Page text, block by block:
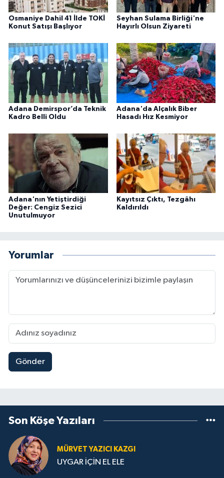
Osmaniye Dahil 41 İlde TOKİ
Konut Satışı Başlıyor
Seyhan Sulama Birliği'ne
Hayırlı Olsun Ziyareti
Adana Demirspor’da Teknik
Kadro Belli Oldu
Adana'da Alçalık Biber
Hasadı Hız Kesmiyor
Adana'nın Yetiştirdiği
Değer: Cengiz Sezici
Unutulmuyor
Kayıtsız Çıktı, Tezgâhı
Kaldırıldı
Yorumlar
Gönder
Son Köşe Yazıları
MÜRVET YAZICI KAZGI
UYGAR İÇİN EL ELE